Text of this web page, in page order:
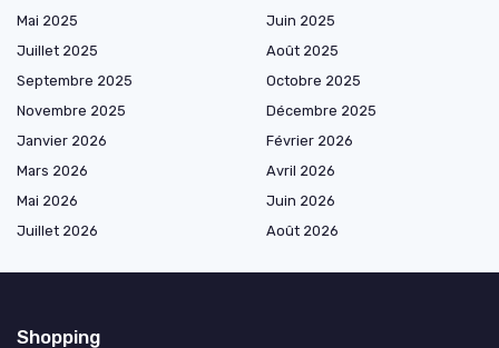
Mai 2025
Juin 2025
Juillet 2025
Août 2025
Septembre 2025
Octobre 2025
Novembre 2025
Décembre 2025
Janvier 2026
Février 2026
Mars 2026
Avril 2026
Mai 2026
Juin 2026
Juillet 2026
Août 2026
Shopping